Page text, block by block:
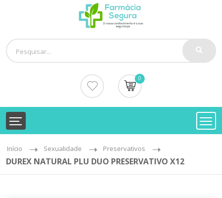
0
Início Sexualidade Preservativos
DUREX NATURAL PLU DUO PRESERVATIVO X12